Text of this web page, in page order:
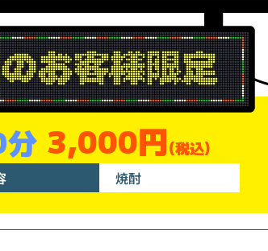
3,000円(税込)
焼酎